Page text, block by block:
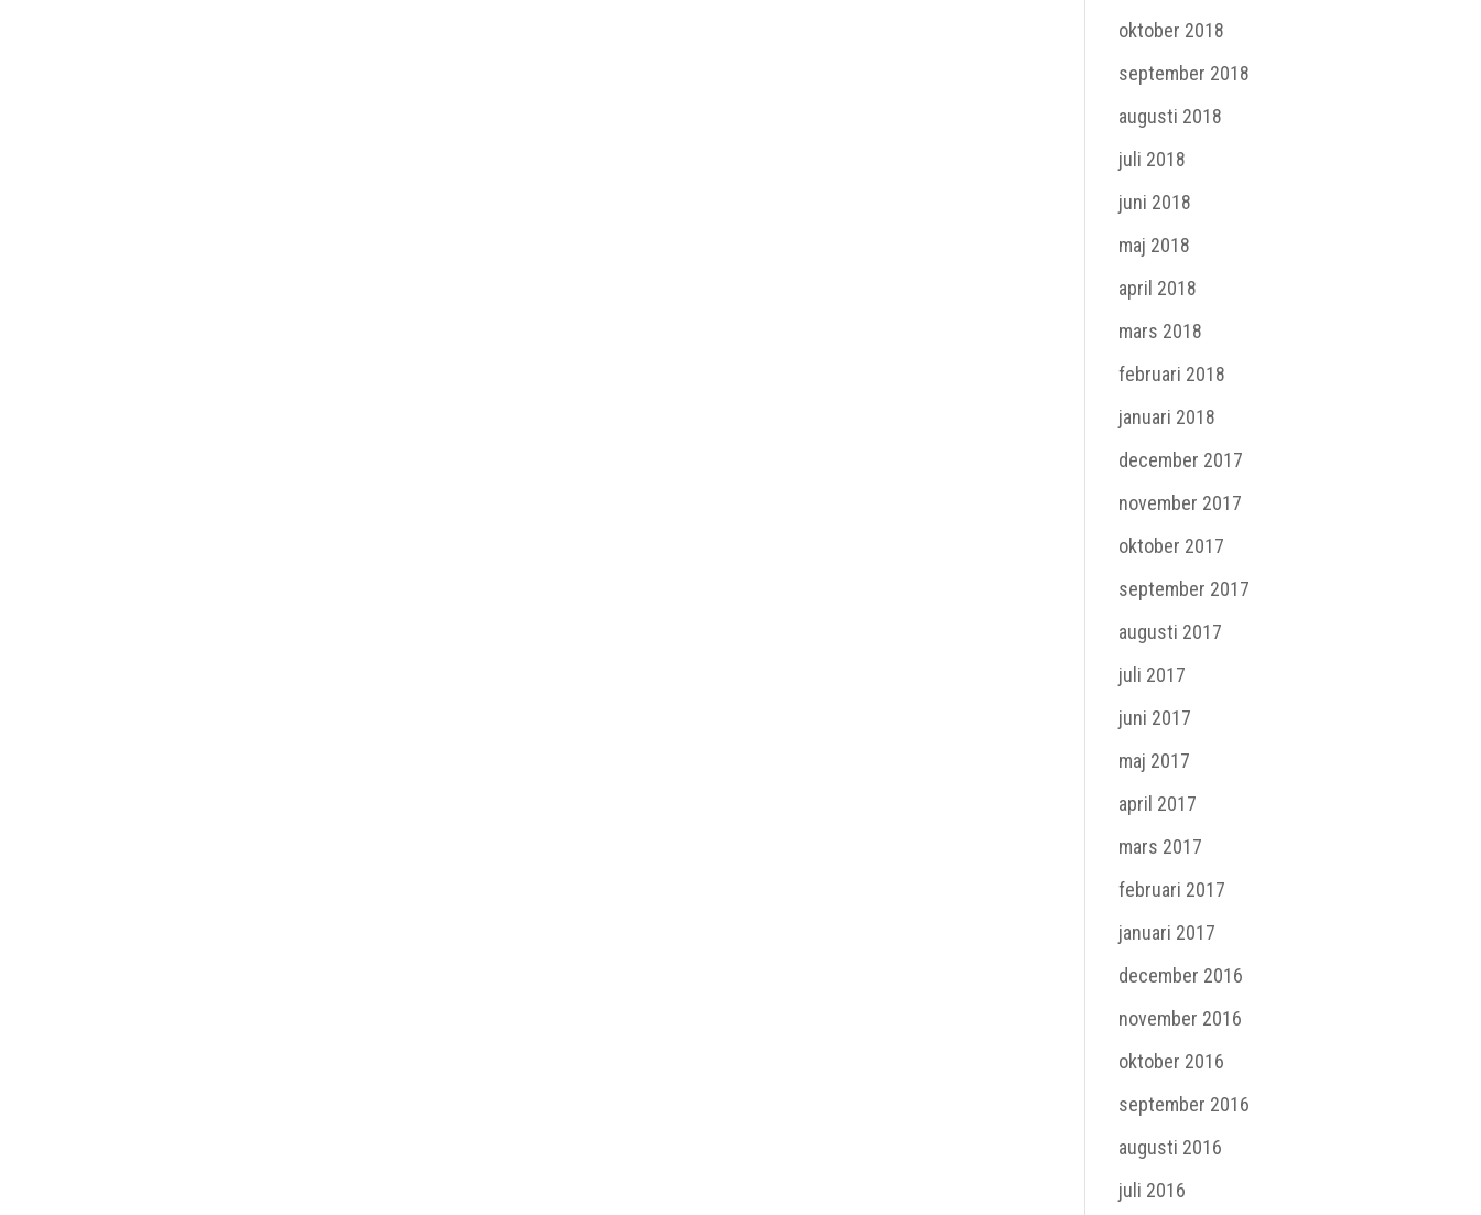
oktober 2018
september 2018
augusti 2018
juli 2018
juni 2018
maj 2018
april 2018
mars 2018
februari 2018
januari 2018
december 2017
november 2017
oktober 2017
september 2017
augusti 2017
juli 2017
juni 2017
maj 2017
april 2017
mars 2017
februari 2017
januari 2017
december 2016
november 2016
oktober 2016
september 2016
augusti 2016
juli 2016